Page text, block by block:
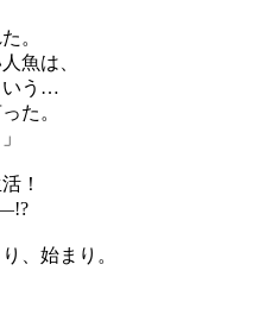
。
魚は、
いう…
た。
！
、始まり。